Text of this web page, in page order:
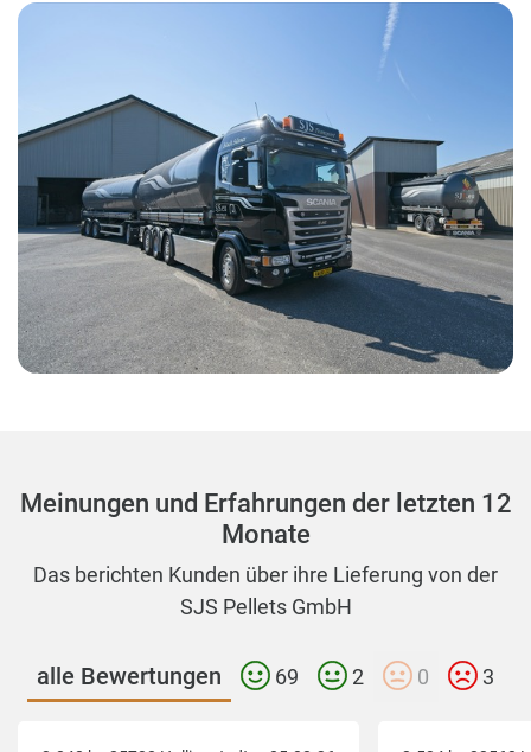
Holstein an. Eine stets hohe und flächendeckende
Versorgungssicherheit ist somit garantiert.
Meinungen und Erfahrungen der letzten 12
Monate
Das berichten Kunden über ihre Lieferung von der
SJS Pellets GmbH
alle Bewertungen 69 2 0 3